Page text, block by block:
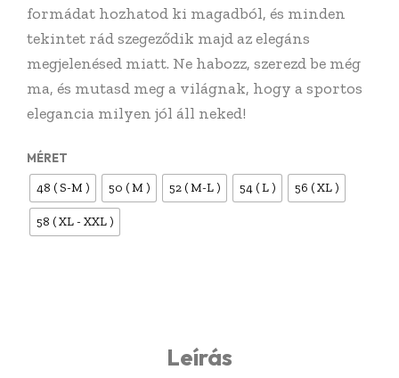
formádat hozhatod ki magadból, és minden
tekintet rád szegeződik majd az elegáns
megjelenésed miatt. Ne habozz, szerezd be még
ma, és mutasd meg a világnak, hogy a sportos
elegancia milyen jól áll neked!
MÉRET
48 ( S-M ) 50 ( M ) 52 ( M-L ) 54 ( L ) 56 ( XL )
58 ( XL - XXL )
Leírás